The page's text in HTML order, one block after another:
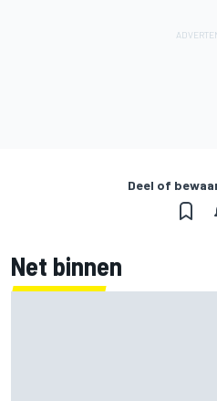
Deel of
Net binnen